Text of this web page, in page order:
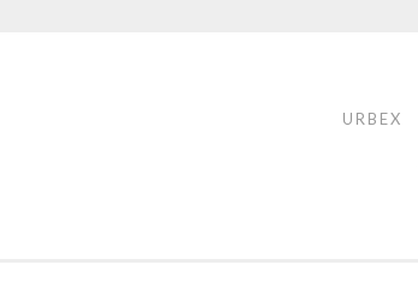
URBEX